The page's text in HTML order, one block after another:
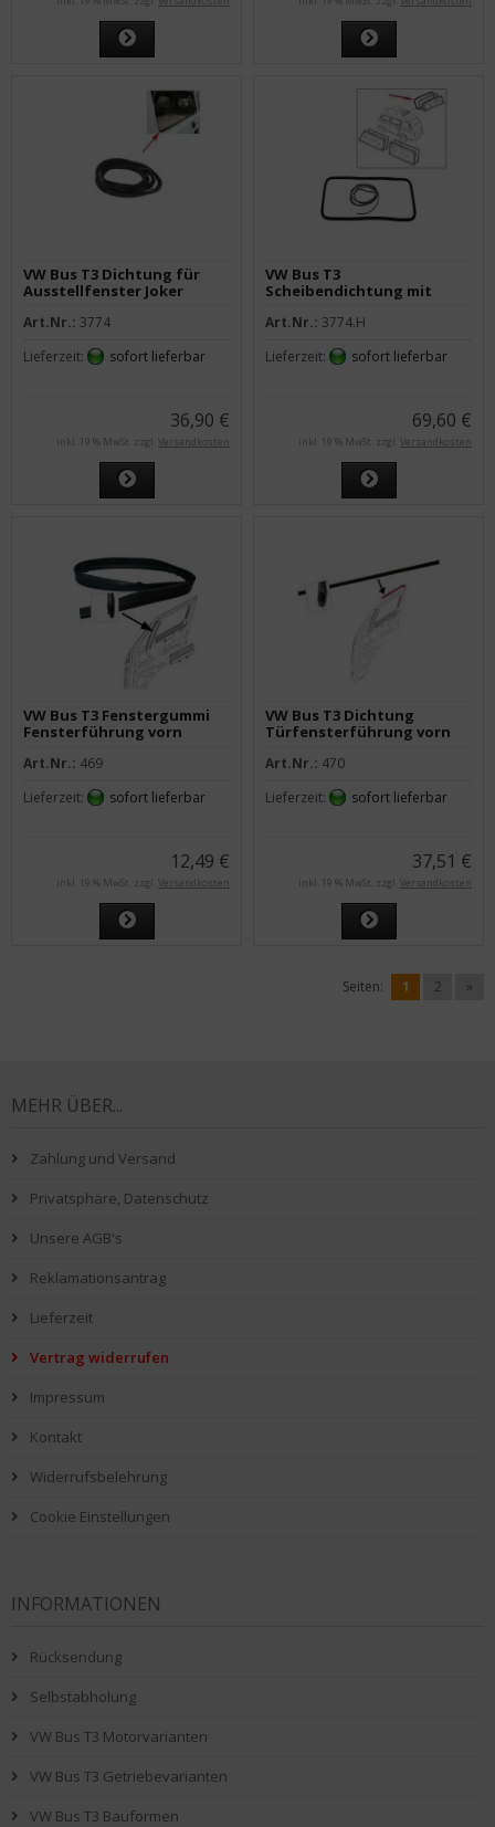
VW Bus T3 Dichtung für
Ausstellfenster Joker
Art.Nr.: 3774
Lieferzeit:
sofort lieferbar
36,90 €
inkl. 19 % MwSt. zzgl. Versandkosten
VW Bus T3
Scheibendichtung mit
Westfalia
Art.Nr.: 3774.H
Lieferzeit:
sofort lieferbar
69,60 €
inkl. 19 % MwSt. zzgl. Versandkosten
VW Bus T3 Fenstergummi
Fensterführung vorn
Art.Nr.: 469
Lieferzeit:
sofort lieferbar
12,49 €
inkl. 19 % MwSt. zzgl. Versandkosten
VW Bus T3 Dichtung
Türfensterführung vorn
Art.Nr.: 470
Lieferzeit:
sofort lieferbar
37,51 €
inkl. 19 % MwSt. zzgl. Versandkosten
Seiten: 1 2 »
MEHR ÜBER...
Zahlung und Versand
Privatsphäre, Datenschutz
Unsere AGB's
Reklamationsantrag
Lieferzeit
Vertrag widerrufen
Impressum
Kontakt
Widerrufsbelehrung
Cookie Einstellungen
INFORMATIONEN
Rücksendung
Selbstabholung
VW Bus T3 Motorvarianten
VW Bus T3 Getriebevarianten
VW Bus T3 Bauformen